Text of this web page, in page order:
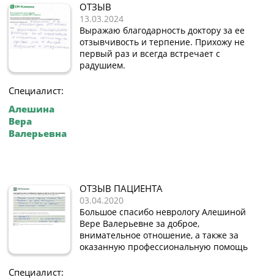
Специалист:
Алешина
Вера
Валерьевна
ОТЗЫВ
13.03.2024
Выражаю благодарность доктору за ее
отзывчивость и терпение. Прихожу не
первый раз и всегда встречает с
радушием.
Специалист:
ОТЗЫВ ПАЦИЕНТА
03.04.2020
Большое спасибо неврологу Алешиной
Вере Валерьевне за доброе,
внимательное отношение, а также за
оказанную профессиональную помощь